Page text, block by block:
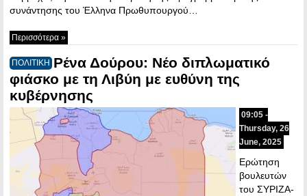
συνάντησης του Έλληνα Πρωθυπουργού…
Περισσότερα »
ΠΟΛΙΤΙΚΗ Ρένα Δούρου: Νέο διπλωματικό
φιάσκο με τη Λιβύη με ευθύνη της
κυβέρνησης
09:05 -
Thursday, 26
June, 2025
Ερώτηση
βουλευτών
του ΣΥΡΙΖΑ-